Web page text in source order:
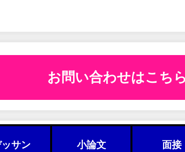
お問い合わせはこち
サン 小論文 面接